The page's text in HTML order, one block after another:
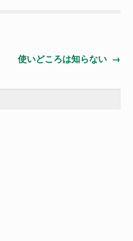
使いどころは知らない →